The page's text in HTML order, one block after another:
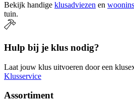
Bekijk handige klusadviezen en
tuin.
Hulp bij je klus nodig?
Laat jouw klus uitvoeren door een
Klusservice
Assortiment